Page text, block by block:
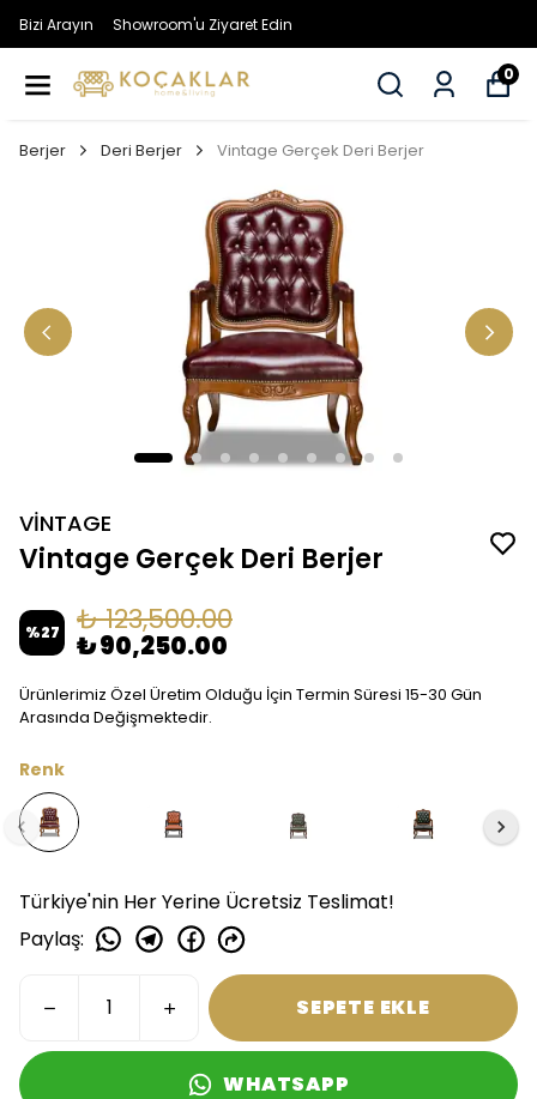
Bizi Arayın Showroom'u Ziyaret Edin
0
Berjer Deri Berjer Vintage Gerçek Deri Berjer
VİNTAGE
Vintage Gerçek Deri Berjer
%27 ₺ 123,500.00
₺ 90,250.00
Ürünlerimiz Özel Üretim Olduğu İçin Termin Süresi 15-30 Gün
Arasında Değişmektedir.
Renk
Türkiye'nin Her Yerine Ücretsiz Teslimat!
Paylaş:
SEPETE EKLE
WHATSAPP